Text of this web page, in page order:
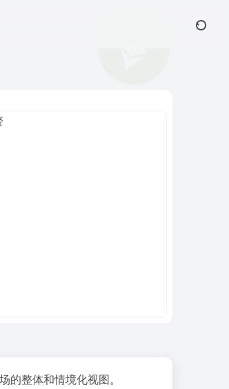
整体和情境化视图。